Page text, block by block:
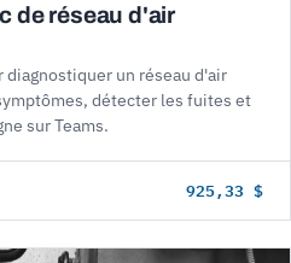
de réseau d'air
un réseau d'air
détecter les fuites et
sur Teams.
925,33 $